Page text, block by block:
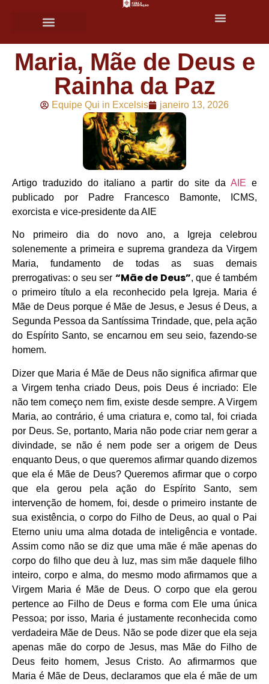
Maria, Mãe de Deus e
Rainha da Paz
Equipe Qui in Excelsis janeiro 13, 2026
Artigo traduzido do italiano a partir do site da AIE e
publicado por Padre Francesco Bamonte, ICMS,
exorcista e vice-presidente da AIE
No primeiro dia do novo ano, a Igreja celebrou
solenemente a primeira e suprema grandeza da Virgem
Maria, fundamento de todas as suas demais
prerrogativas: o seu ser “Mãe de Deus”, que é também
o primeiro título a ela reconhecido pela Igreja. Maria é
Mãe de Deus porque é Mãe de Jesus, e Jesus é Deus, a
Segunda Pessoa da Santíssima Trindade, que, pela ação
do Espírito Santo, se encarnou em seu seio, fazendo-se
homem.
Dizer que Maria é Mãe de Deus não significa afirmar que
a Virgem tenha criado Deus, pois Deus é incriado: Ele
não tem começo nem fim, existe desde sempre. A Virgem
Maria, ao contrário, é uma criatura e, como tal, foi criada
por Deus. Se, portanto, Maria não pode criar nem gerar a
divindade, se não é nem pode ser a origem de Deus
enquanto Deus, o que queremos afirmar quando dizemos
que ela é Mãe de Deus? Queremos afirmar que o corpo
que ela gerou pela ação do Espírito Santo, sem
intervenção de homem, foi, desde o primeiro instante de
sua existência, o corpo do Filho de Deus, ao qual o Pai
Eterno uniu uma alma dotada de inteligência e vontade.
Assim como não se diz que uma mãe é mãe apenas do
corpo do filho que deu à luz, mas sim mãe daquele filho
inteiro, corpo e alma, do mesmo modo afirmamos que a
Virgem Maria é Mãe de Deus. O corpo que ela gerou
pertence ao Filho de Deus e forma com Ele uma única
Pessoa; por isso, Maria é justamente reconhecida como
verdadeira Mãe de Deus. Não se pode dizer que ela seja
apenas mãe do corpo de Jesus, mas Mãe do Filho de
Deus feito homem, Jesus Cristo. Ao afirmarmos que
Maria é Mãe de Deus, declaramos que ela é mãe de um